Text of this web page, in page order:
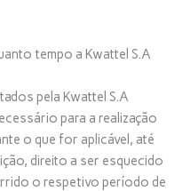
tempo a Kwattel S.A
pela Kwattel S.A
para a realização
o que for aplicável, até
direito a ser esquecido
o respetivo período de